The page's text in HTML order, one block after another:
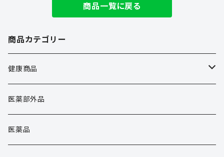
商品一覧に戻る
商品カテゴリー
健康商品
健康商品
清涼飲料水
医薬部外品
医薬品